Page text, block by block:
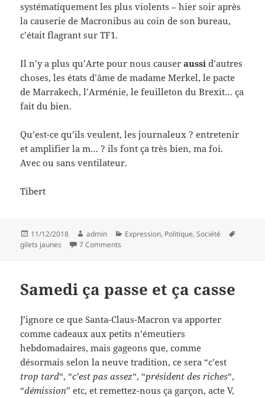
systématiquement les plus violents – hier soir après
la causerie de Macronibus au coin de son bureau,
c’était flagrant sur TF1.
Il n’y a plus qu’Arte pour nous causeraussi d’autres
choses, les états d’âme de madame Merkel, le pacte
de Marrakech, l’Arménie, le feuilleton du Brexit… ça
fait du bien.
Qu’est-ce qu’ils veulent, les journaleux ? entretenir
et amplifier la m… ? ils font ça très bien, ma foi.
Avec ou sans ventilateur.
Tibert
Posted
on
11/12/2018 Author
admin Categories
Expression, Politique,Société
gilets jaunes
7 Comments
Samedi ça passe et ça casse
J’ignore ce que Santa-Claus-Macron va apporter
comme cadeaux aux petits n’émeutiers
hebdomadaires, mais gageons que, comme
désormais selon la neuve tradition, ce sera “c’est
trop tard“, “c’est pas assez“, “président des riches“,
“démission” etc, et remettez-nous ça garçon, acte V,